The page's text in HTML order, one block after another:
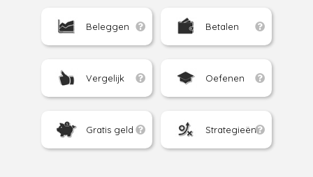
Beleggen Betalen
Vergelijk Oefenen
Gratis geld Strategieën